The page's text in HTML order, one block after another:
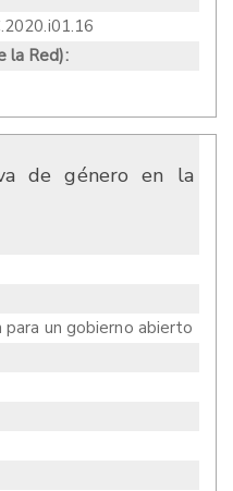
la Red):
de género en la
para un gobierno abierto